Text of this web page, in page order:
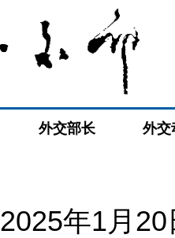
外交部长 外交
2025年1月